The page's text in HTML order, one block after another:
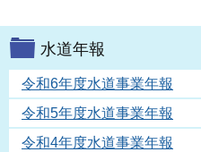
水道年報
令和6年度水道事業年報
令和5年度水道事業年報
令和4年度水道事業年報